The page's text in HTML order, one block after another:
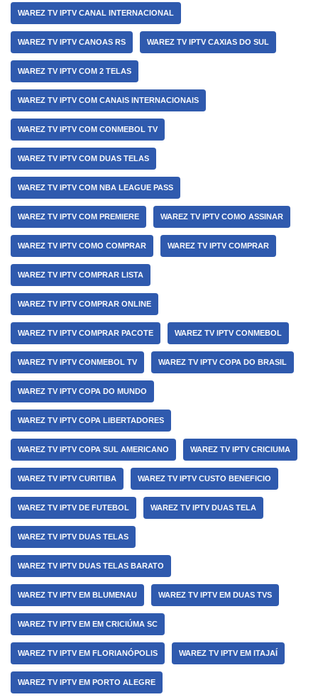
WAREZ TV IPTV CANAL INTERNACIONAL
WAREZ TV IPTV CANOAS RS WAREZ TV IPTV CAXIAS DO SUL
WAREZ TV IPTV COM 2 TELAS
WAREZ TV IPTV COM CANAIS INTERNACIONAIS
WAREZ TV IPTV COM CONMEBOL TV
WAREZ TV IPTV COM DUAS TELAS
WAREZ TV IPTV COM NBA LEAGUE PASS
WAREZ TV IPTV COM PREMIERE WAREZ TV IPTV COMO ASSINAR
WAREZ TV IPTV COMO COMPRAR WAREZ TV IPTV COMPRAR
WAREZ TV IPTV COMPRAR LISTA
WAREZ TV IPTV COMPRAR ONLINE
WAREZ TV IPTV COMPRAR PACOTE WAREZ TV IPTV CONMEBOL
WAREZ TV IPTV CONMEBOL TV WAREZ TV IPTV COPA DO BRASIL
WAREZ TV IPTV COPA DO MUNDO
WAREZ TV IPTV COPA LIBERTADORES
WAREZ TV IPTV COPA SUL AMERICANO WAREZ TV IPTV CRICIUMA
WAREZ TV IPTV CURITIBA WAREZ TV IPTV CUSTO BENEFICIO
WAREZ TV IPTV DE FUTEBOL WAREZ TV IPTV DUAS TELA
WAREZ TV IPTV DUAS TELAS
WAREZ TV IPTV DUAS TELAS BARATO
WAREZ TV IPTV EM BLUMENAU WAREZ TV IPTV EM DUAS TVS
WAREZ TV IPTV EM EM CRICIÚMA SC
WAREZ TV IPTV EM FLORIANÓPOLIS WAREZ TV IPTV EM ITAJAÍ
WAREZ TV IPTV EM PORTO ALEGRE